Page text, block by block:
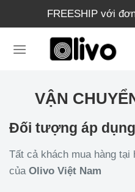
dung
FREESHIP với
VẬN
Đối tượng áp dụng
Tất cả khách mua hàng tại
của Olivo Việt Nam